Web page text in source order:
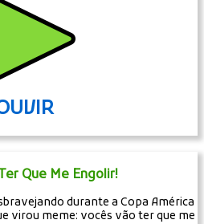
Que Me Engolir!
durante a Copa América
virou meme: vocês vão ter que me